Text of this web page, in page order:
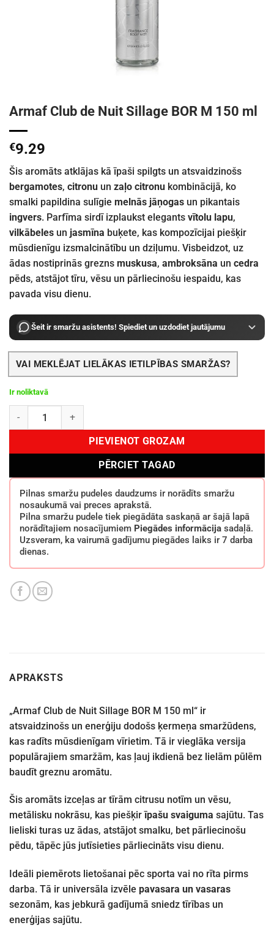
Armaf Club de Nuit Sillage BOR M 150 ml
€9.29
Šis aromāts atklājas kā īpaši spilgts un atsvaidzinošs
bergamotes, citronu un zaļo citronu kombinācijā, ko
smalki papildina sulīgie melnās jāņogas un pikantais
ingvers. Parfīma sirdī izplaukst elegants vītolu lapu,
vilkābeles un jasmīna buķete, kas kompozīcijai piešķir
mūsdienīgu izsmalcinātību un dziļumu. Visbeidzot, uz
ādas nostiprinās grezns muskusa, ambroksāna un cedra
pēds, atstājot tīru, vēsu un pārliecinošu iespaidu, kas
pavada visu dienu.
Šeit ir smaržu asistents! Spiediet un uzdodiet jautājumu
VAI MEKLĒJAT LIELĀKAS IETILPĪBAS SMARŽAS?
Ir noliktavā
Armaf Club de Nuit Sillage BOR M 150 ml daudzums
PIEVIENOT GROZAM
PĒRCIET TAGAD
Pilnas smaržu pudeles daudzums ir norādīts smaržu
nosaukumā vai preces aprakstā.
Pilna smaržu pudele tiek piegādāta saskaņā ar šajā lapā
norādītajiem nosacījumiem Piegādes informācija sadaļā.
Uzsveram, ka vairumā gadījumu piegādes laiks ir 7 darba
dienas.
APRAKSTS
„Armaf Club de Nuit Sillage BOR M 150 ml“ ir
atsvaidzinošs un enerģiju dodošs ķermeņa smaržūdens,
kas radīts mūsdienīgam vīrietim. Tā ir vieglāka versija
populārajiem smaržām, kas ļauj ikdienā bez lielām pūlēm
baudīt greznu aromātu.
Šis aromāts izceļas ar tīrām citrusu notīm un vēsu,
metālisku nokrāsu, kas piešķirīpašu svaiguma sajūtu. Tas
lieliski turas uz ādas, atstājot smalku, bet pārliecinošu
pēdu, tāpēc jūs jutīsieties pārliecināts visu dienu.
Ideāli piemērots lietošanai pēc sporta vai no rīta pirms
darba. Tā ir universāla izvēle pavasara un vasaras
sezonām, kas jebkurā gadījumā sniedz tīrības un
enerģijas sajūtu.